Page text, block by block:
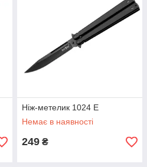
Ніж-метелик 1024 E
Немає в наявності
249 ₴